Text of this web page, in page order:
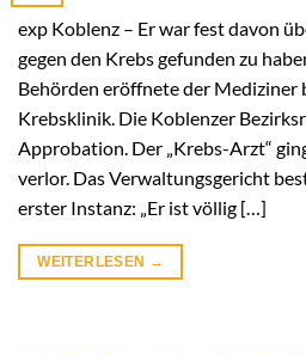
exp Koblenz – Er war fest davon
gegen den Krebs gefunden zu
Behörden eröffnete der Mediziner
Krebsklinik. Die Koblenzer
Approbation. Der „Krebs-Arzt“
verlor. Das Verwaltungsgericht
erster Instanz: „Er ist völlig […]
WEITERLESEN →